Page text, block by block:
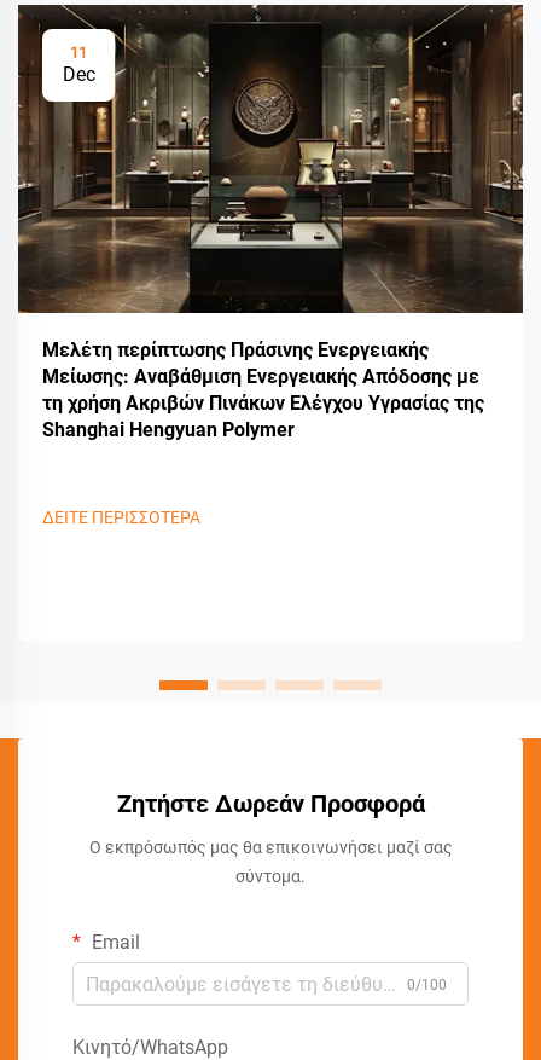
11
Dec
Μελέτη περίπτωσης Πράσινης Ενεργειακής
Μείωσης: Αναβάθμιση Ενεργειακής Απόδοσης με
τη χρήση Ακριβών Πινάκων Ελέγχου Υγρασίας της
Shanghai Hengyuan Polymer
ΔΕΙΤΕ ΠΕΡΙΣΣΟΤΕΡΑ
Ζητήστε Δωρεάν Προσφορά
Ο εκπρόσωπός μας θα επικοινωνήσει μαζί σας
σύντομα.
Email
0/100
Κινητό/WhatsApp